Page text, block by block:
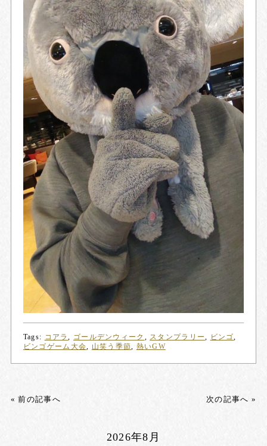
Tags: コアラ ゴールデンウィーク スタンプラリー ビンゴ
ビンゴゲーム大会
山笑う季節 熱いGW
« 前の記事へ 次の記事へ »
2026年8月